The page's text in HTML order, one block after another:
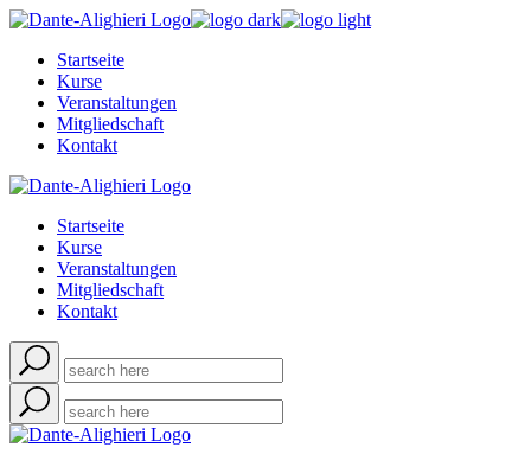
Skip
content
Startseite
Kurse
Veranstaltungen
Mitgliedschaft
Kontakt
Startseite
Kurse
Veranstaltungen
Mitgliedschaft
Kontakt